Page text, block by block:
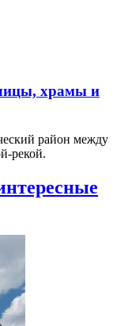
храмы и
район между
рекой.